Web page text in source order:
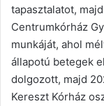
tapasztalatot,
Centrumkórház
munkáját, ahol
állapotú betegek
dolgozott, majd
Kereszt Kórház